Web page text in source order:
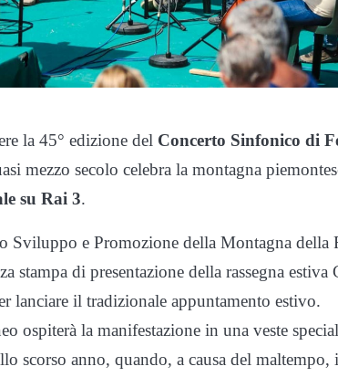
la 45° edizione del Concerto Sinfonico di
mezzo secolo celebra la montagna
su Rai 3.
Sviluppo e Promozione della Montagna della
stampa di presentazione della rassegna
lanciare il tradizionale appuntamento estivo.
ospiterà la manifestazione in una veste
scorso anno, quando, a causa del